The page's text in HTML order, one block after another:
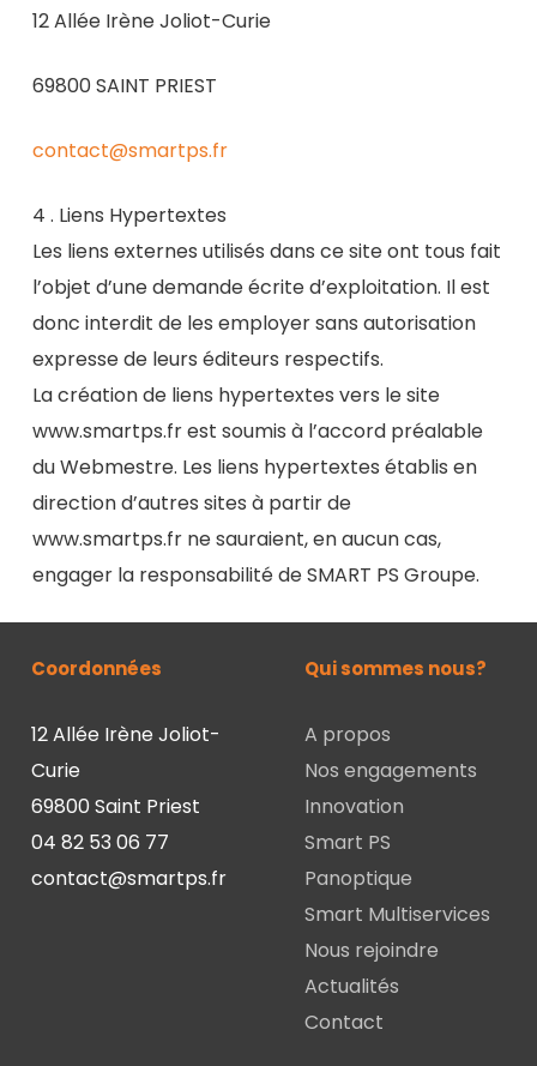
12 Allée Irène Joliot-Curie
69800 SAINT PRIEST
contact@smartps.fr
4 . Liens Hypertextes
Les liens externes utilisés dans ce site ont tous fait
l’objet d’une demande écrite d’exploitation. Il est
donc interdit de les employer sans autorisation
expresse de leurs éditeurs respectifs.
La création de liens hypertextes vers le site
www.smartps.fr est soumis à l’accord préalable
du Webmestre. Les liens hypertextes établis en
direction d’autres sites à partir de
www.smartps.fr ne sauraient, en aucun cas,
engager la responsabilité de SMART PS Groupe.
Coordonnées
12 Allée Irène Joliot-
Curie
69800 Saint Priest
04 82 53 06 77
contact@smartps.fr
Qui sommes nous?
A propos
Nos engagements
Innovation
Smart PS
Panoptique
Smart Multiservices
Nous rejoindre
Actualités
Contact